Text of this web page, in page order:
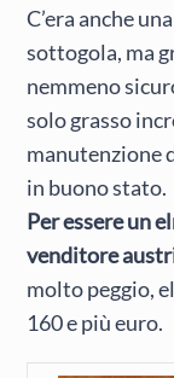
C’era anche
sottogola, ma
nemmeno
solo grasso
manutenzione
in buono stato.
Per essere un
venditore
molto peggio,
160 e più euro.